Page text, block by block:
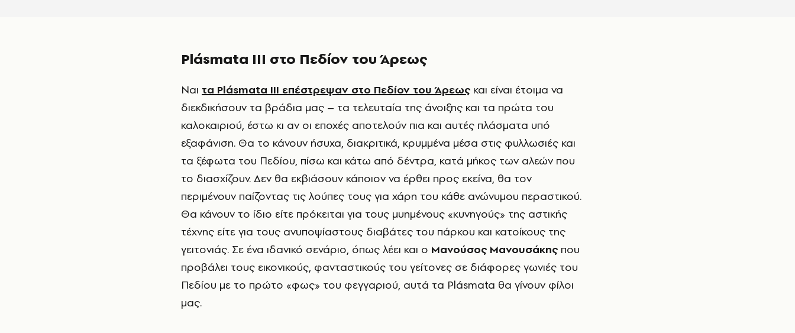
Plásmata III στο Πεδίον του Άρεως
Ναι τα Plásmata III επέστρεψαν στο Πεδίον του Άρεως και είναι έτοιμα να
διεκδικήσουν τα βράδια μας – τα τελευταία της άνοιξης και τα πρώτα του
καλοκαιριού, έστω κι αν οι εποχές αποτελούν πια και αυτές πλάσματα υπό
εξαφάνιση. Θα το κάνουν ήσυχα, διακριτικά, κρυμμένα μέσα στις φυλλωσιές και
τα ξέφωτα του Πεδίου, πίσω και κάτω από δέντρα, κατά μήκος των αλεών που
το διασχίζουν. Δεν θα εκβιάσουν κάποιον να έρθει προς εκείνα, θα τον
περιμένουν παίζοντας τις λούπες τους για χάρη του κάθε ανώνυμου περαστικού.
Θα κάνουν το ίδιο είτε πρόκειται για τους μυημένους «κυνηγούς» της αστικής
τέχνης είτε για τους ανυποψίαστους διαβάτες του πάρκου και κατοίκους της
γειτονιάς. Σε ένα ιδανικό σενάριο, όπως λέει και ο Μανούσος Μανουσάκης που
προβάλει τους εικονικούς, φανταστικούς του γείτονες σε διάφορες γωνιές του
Πεδίου με το πρώτο «φως» του φεγγαριού, αυτά τα Plásmata θα γίνουν φίλοι
μας.